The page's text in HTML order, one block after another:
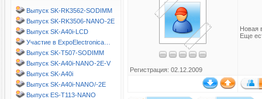
Выпуск SK-RK3562-SODIMM
Выпуск SK-RK3506-NANO-2E
Выпуск SK-A40i-LCD
Участие в ExpoElectronica…
Выпуск SK-T507-SODIMM
Выпуск SK-A40i-NANO-2E-V
Выпуск SK-A40i
Выпуск SK-A40i-NANO/-2E
Выпуск ES-T113-NANO
Регистрация: 02.12.2009
Новая
Еще